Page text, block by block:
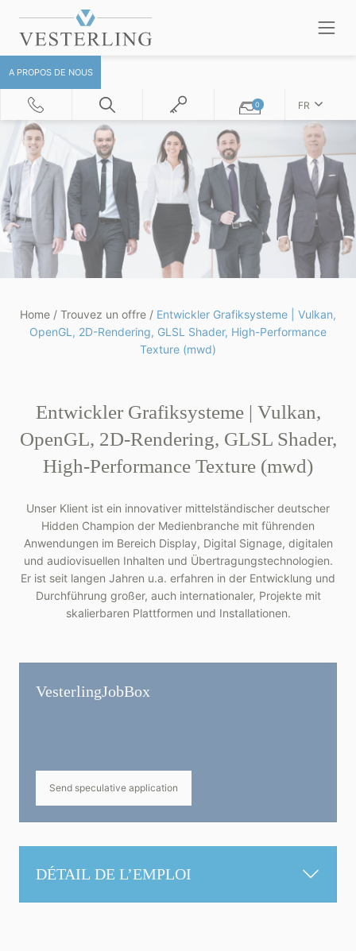
A PROPOS DE NOUS
0 FR
Home / Trouvez un offre / Entwickler Grafiksysteme | Vulkan,
OpenGL, 2D-Rendering, GLSL Shader, High-Performance
Texture (mwd)
Entwickler Grafiksysteme | Vulkan,
OpenGL, 2D-Rendering, GLSL Shader,
High-Performance Texture (mwd)
Unser Klient ist ein innovativer mittelständischer deutscher
Hidden Champion der Medienbranche mit führenden
Anwendungen im Bereich Display, Digital Signage, digitalen
und audiovisuellen Inhalten und Übertragungstechnologien.
Er ist seit langen Jahren u.a. erfahren in der Entwicklung und
Durchführung großer, auch internationaler, Projekte mit
skalierbaren Plattformen und Installationen.
Vesterling­JobBox
Send speculative application
DÉTAIL DE L’EMPLOI